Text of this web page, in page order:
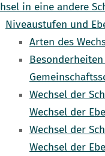
in eine andere
Niveaustufen und
Arten des
Wechsel der
Wechsel der
Wechsel der
Wechsel der